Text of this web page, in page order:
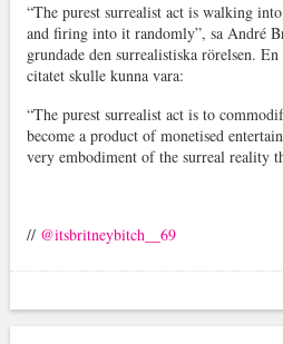
“The purest surrealist act is walking
and firing into it randomly”, sa André
grundade den surrealistiska rörelsen.
citatet skulle kunna vara:
“The purest surrealist act is to
become a product of monetised
very embodiment of the surreal reality
// @itsbritneybitch__69